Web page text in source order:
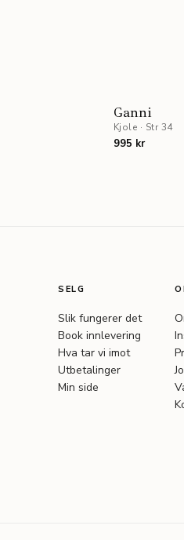
Ganni
Kjole · Str 34
995 kr
SELG
Slik fungerer det
Book innlevering
Hva tar vi imot
Utbetalinger
Min side